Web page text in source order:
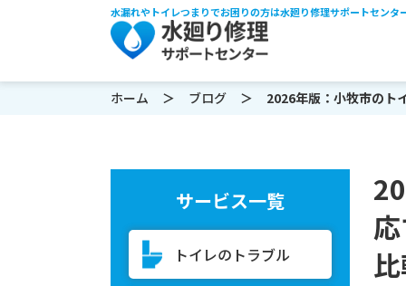
水漏れやトイレつまりでお困りの方は水廻り修理サポートセンタ
ホーム ブログ 2026年版：小牧市のト
サービス一覧
トイレのトラブル